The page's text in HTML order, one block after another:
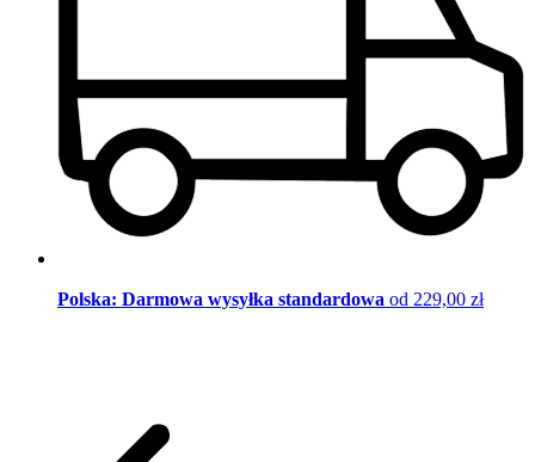
Polska: Darmowa wysyłka standardowa od 229,00 zł